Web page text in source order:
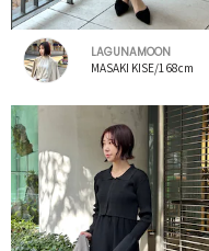
LAGUNAMOON
MASAKI KISE/168cm